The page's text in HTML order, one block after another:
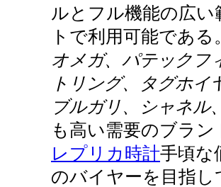
ルとフル機能の広
トで利用可能であ
オメガ、パテックフ
トリング、タグホ
ブルガリ、シャネル
も高い需要のブラ
レプリカ時計手頃な
のバイヤーを目指